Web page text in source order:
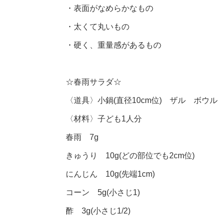
・表面がなめらかなもの
・太くて丸いもの
・硬く、重量感があるもの
☆春雨サラダ☆
〈道具〉小鍋(直径10cm位) ザル ボウル
〈材料〉子ども1人分
春雨 7g
きゅうり 10g(どの部位でも2cm位)
にんじん 10g(先端1cm)
コーン 5g(小さじ1)
酢 3g(小さじ1/2)